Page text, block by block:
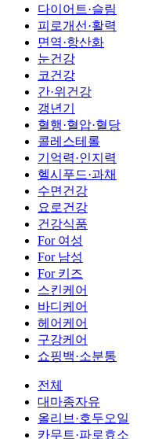
다이어트·슬림
피로개선·활력
면역·항산화
눈건강
코건강
간·위건강
갱년기
혈행·혈압·혈당
콜레스테롤
기억력·인지력
헬시푸드·과채
수면건강
요로건강
건강식품
For 여성
For 남성
For 키즈
스킨케어
바디케어
헤어케어
구강케어
쇼핑백·소분통
전체
대마종자유
올리브·호두오일
카무트·파로효소